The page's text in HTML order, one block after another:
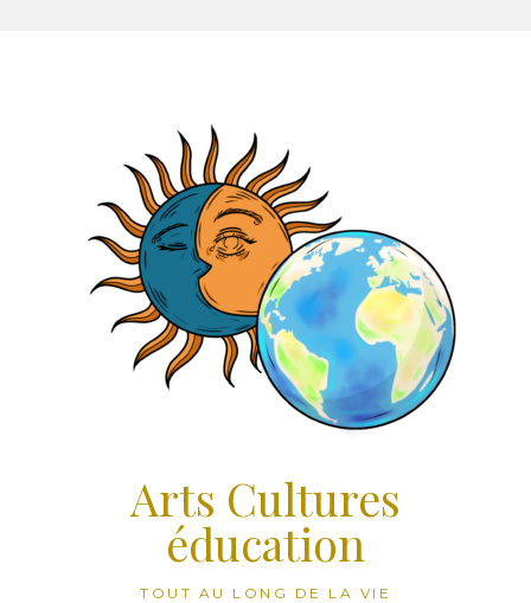
Arts Cultures
éducation
TOUT AU LONG DE LA VIE